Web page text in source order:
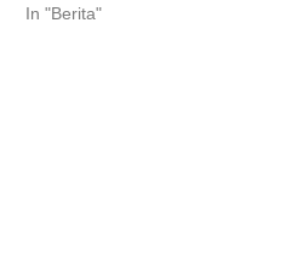
In "Berita"